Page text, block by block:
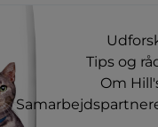
Tips og
Om